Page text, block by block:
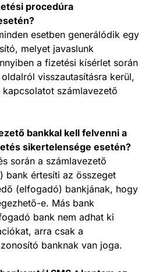
procedúra
esetben generálódik egy
melyet javaslunk
a fizetési kísérlet során
visszautasításra kerül,
számlavezető
bankkal kell felvenni a
sikertelensége esetén?
során a számlavezető
bank értesíti az összeget
(elfogadó) bankjának, hogy
e. Más bank
bank nem adhat ki
arra csak a
banknak van joga.